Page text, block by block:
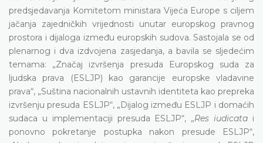
predsjedavanja Komitetom ministara Vijeća Europe s ciljem
jačanja zajedničkih vrijednosti unutar europskog pravnog
prostora i dijaloga između europskih sudova. Sastojala se od
plenarnog i dva izdvojena zasjedanja, a bavila se sljedećim
temama: „Značaj izvršenja presuda Europskog suda za
ljudska prava (ESLJP) kao garancije europske vladavine
prava“, „Suština nacionalnih ustavnih identiteta kao prepreka
izvršenju presuda ESLJP“, „Dijalog između ESLJP i domaćih
sudaca u implementaciji presuda ESLJP“, „Res iudicata i
ponovno pokretanje postupka nakon presude ESLJP“,